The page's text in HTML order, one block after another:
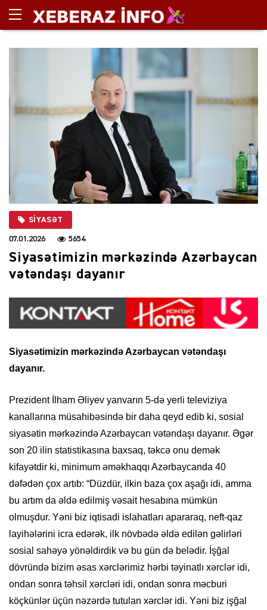
SIYASƏT
07.01.2026 5654
Siyasətimizin mərkəzində Azərbaycan
vətəndaşı dayanır
Siyasətimizin mərkəzində Azərbaycan vətəndaşı
dayanır.
Prezident İlham Əliyev yanvarın 5-də yerli televiziya
kanallarına müsahibəsində bir daha qeyd edib ki, sosial
siyasətin mərkəzində Azərbaycan vətəndaşı dayanır. Əgər
son 20 ilin statistikasına baxsaq, təkcə onu demək
kifayətdir ki, minimum əməkhaqqı Azərbaycanda 40
dəfədən çox artıb: “Düzdür, ilkin baza çox aşağı idi, amma
bu artım da əldə edilmiş vəsait hesabına mümkün
olmuşdur. Yəni biz iqtisadi islahatları apararaq, neft-qaz
layihələrini icra edərək, ilk növbədə əldə edilən gəlirləri
sosial sahəyə yönəldirdik və bu gün də belədir. İşğal
dövründə bizim əsas xərclərimiz hərbi təyinatlı xərclər idi,
ondan sonra təhsil xərcləri idi, ondan sonra məcburi
köçkünlər üçün nəzərdə tutulan xərclər idi. Yəni biz işğal